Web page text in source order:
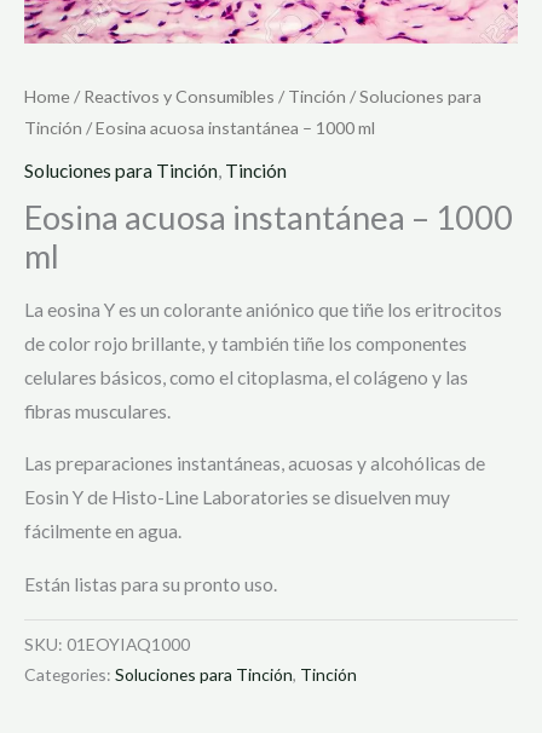
Home/Reactivos y Consumibles /Tinción /Soluciones para
Tinción / Eosina acuosa instantánea – 1000 ml
Soluciones para Tinción Tinción
Eosina acuosa instantánea – 1000
ml
La eosina Y es un colorante aniónico que tiñe los eritrocitos
de color rojo brillante, y también tiñe los componentes
celulares básicos, como el citoplasma, el colágeno y las
fibras musculares.
Las preparaciones instantáneas, acuosas y alcohólicas de
Eosin Y de Histo-Line Laboratories se disuelven muy
fácilmente en agua.
Están listas para su pronto uso.
SKU: 01EOYIAQ1000
Categories: Soluciones para Tinción, Tinción